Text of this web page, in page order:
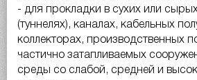
- для прокладки в сухих или
(туннелях), каналах, кабельных
коллекторах, производственных
частично затапливаемых
среды со слабой, средней и